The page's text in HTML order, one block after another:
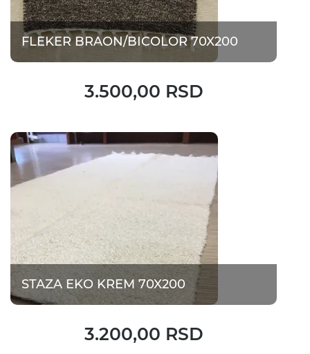
FLEKER BRAON/BICOLOR 70X200
3.500,00 RSD
STAZA EKO KREM 70X200
3.200,00 RSD